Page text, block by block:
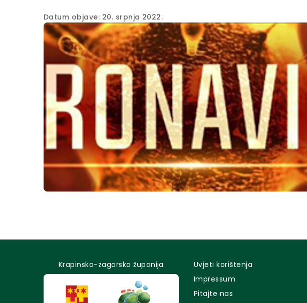
Datum objave: 20. srpnja 2022.
Krapinsko-zagorska županija
Uvjeti korištenja
Impressum
Pitajte nas